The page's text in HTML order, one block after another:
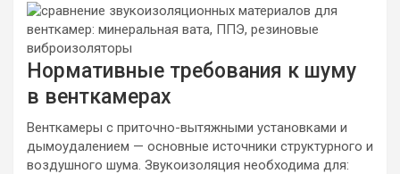
Нормативные требования к шуму
в венткамерах
Венткамеры с приточно-вытяжными установками и
дымоудалением — основные источники структурного и
воздушного шума. Звукоизоляция необходима для: